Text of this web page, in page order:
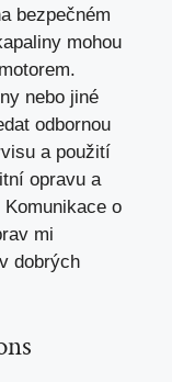
bezpečném
mohou
nebo jiné
odbornou
a použití
opravu a
o
mi
dobrých